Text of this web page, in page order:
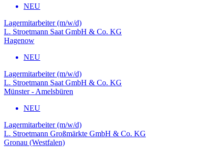
NEU
Lagermitarbeiter (m/w/d)
L. Stroetmann Saat GmbH & Co. KG
Hagenow
NEU
Lagermitarbeiter (m/w/d)
L. Stroetmann Saat GmbH & Co. KG
Münster - Amelsbüren
NEU
Lagermitarbeiter (m/w/d)
L. Stroetmann Großmärkte GmbH & Co. KG
Gronau (Westfalen)